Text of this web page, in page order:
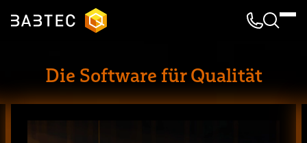
Suche
Kontakt &
Die Software für Qualität